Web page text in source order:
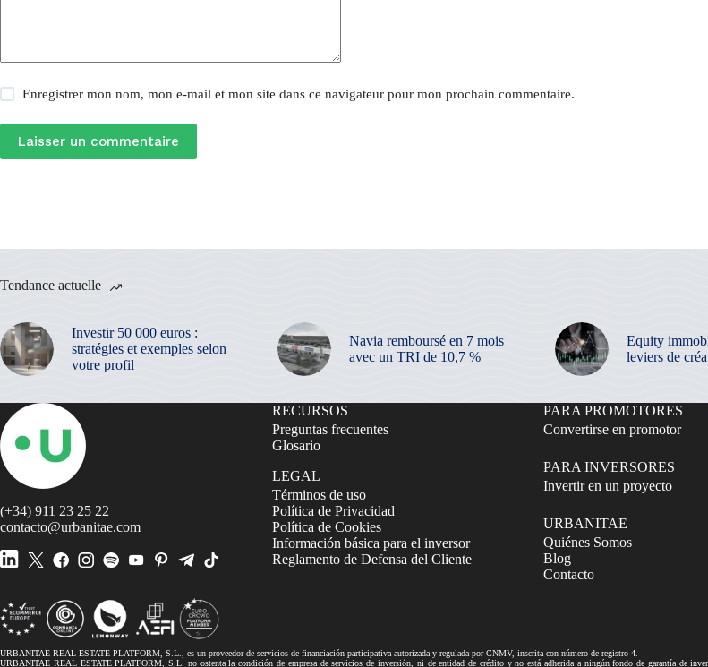
Enregistrer mon nom, mon e-mail et mon site dans ce navigateur pour mon prochain commentaire.
Laisser un commentaire
Tendance actuelle
Investir 50 000 euros :
stratégies et exemples selon
votre profil
Navia remboursé en 7 mois
avec un TRI de 10,7 %
Equity
leviers de
(+34) 911 23 25 22
contacto@urbanitae.com
RECURSOS
Preguntas frecuentes
Glosario
LEGAL
Términos de uso
Política de Privacidad
Política de Cookies
Información básica para el inversor
Reglamento de Defensa del Cliente
PARA PROMOTORES
Convertirse en promotor
PARA INVERSORES
Invertir en un proyecto
URBANITAE
Quiénes Somos
Blog
Contacto
URBANITAE REAL ESTATE PLATFORM, S.L., es un proveedor de servicios de financiación participativa autorizada y regulada por CNMV, inscrita con número de registro 4.
URBANITAE REAL ESTATE PLATFORM, S.L. no ostenta la condición de empresa de servicios de inversión, ni de entidad de crédito y no está adherida a ningún fondo de garantía de